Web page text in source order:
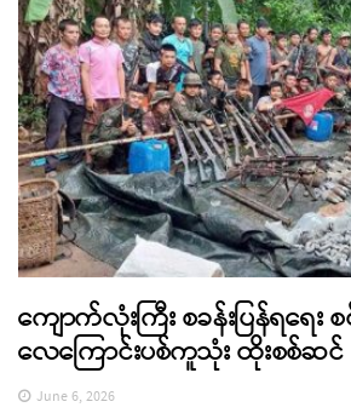
ကျောက်လုံးကြီး စခန်းပြန်ရရေ
လေကြောင်းပစ်ကူသုံး ထိုးစစ်ဆင်
June 6, 2026